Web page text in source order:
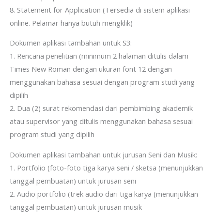
8. Statement for Application (Tersedia di sistem aplikasi
online. Pelamar hanya butuh mengklik)
Dokumen aplikasi tambahan untuk S3:
1. Rencana penelitian (minimum 2 halaman ditulis dalam
Times New Roman dengan ukuran font 12 dengan
menggunakan bahasa sesuai dengan program studi yang
dipilih
2. Dua (2) surat rekomendasi dari pembimbing akademik
atau supervisor yang ditulis menggunakan bahasa sesuai
program studi yang dipilih
Dokumen aplikasi tambahan untuk jurusan Seni dan Musik:
1. Portfolio (foto-foto tiga karya seni / sketsa (menunjukkan
tanggal pembuatan) untuk jurusan seni
2. Audio portfolio (trek audio dari tiga karya (menunjukkan
tanggal pembuatan) untuk jurusan musik